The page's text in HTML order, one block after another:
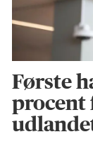
Første
procent